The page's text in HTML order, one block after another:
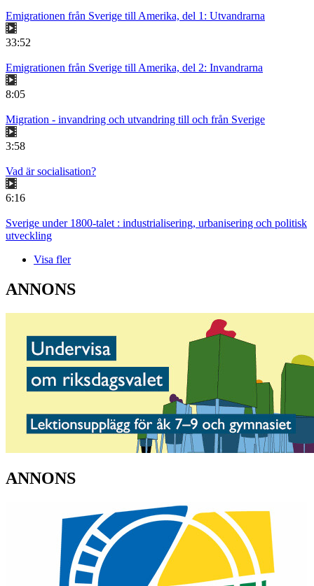
Emigrationen från Sverige till Amerika, del 1: Utvandrarna
33:52
Emigrationen från Sverige till Amerika, del 2: Invandrarna
8:05
Migration - invandring och utvandring till och från Sverige
3:58
Vad är socialisation?
6:16
Sverige under 1800-talet : industrialisering, urbanisering och politisk
utveckling
Visa fler
ANNONS
ANNONS